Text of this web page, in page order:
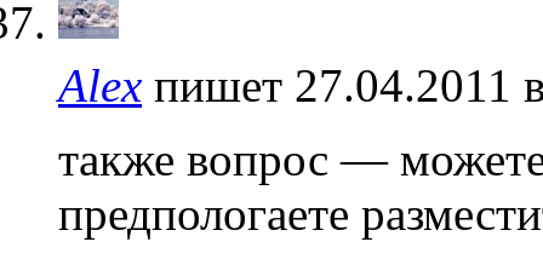
Alex пишет 27.04.2011
также вопрос —
предпологаете